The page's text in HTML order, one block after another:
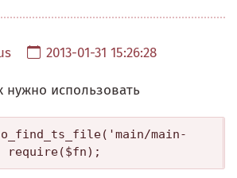
2013-01-31 15:26:28
нужно использовать
main-